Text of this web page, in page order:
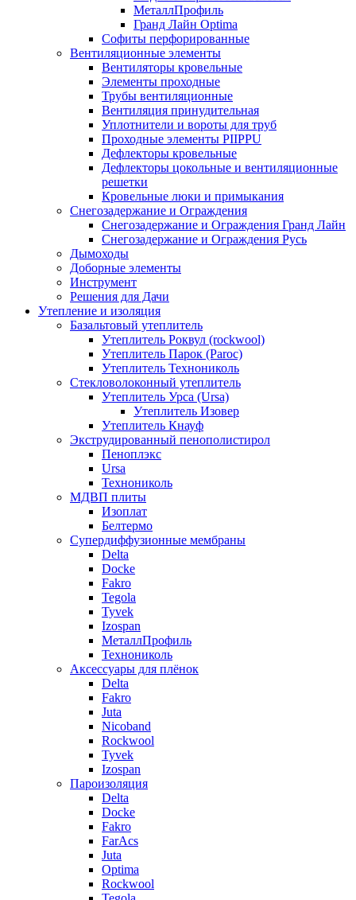
МеталлПрофиль
Гранд Лайн Optima
Софиты перфорированные
Вентиляционные элементы
Вентиляторы кровельные
Элементы проходные
Трубы вентиляционные
Вентиляция принудительная
Уплотнители и вороты для труб
Проходные элементы PIIPPU
Дефлекторы кровельные
Дефлекторы цокольные и вентиляционные
решетки
Кровельные люки и примыкания
Снегозадержание и Ограждения
Снегозадержание и Ограждения Гранд Лайн
Снегозадержание и Ограждения Русь
Дымоходы
Доборные элементы
Инструмент
Решения для Дачи
Утепление и изоляция
Базальтовый утеплитель
Утеплитель Роквул (rockwool)
Утеплитель Парок (Paroc)
Утеплитель Технониколь
Стекловолоконный утеплитель
Утеплитель Урса (Ursa)
Утеплитель Изовер
Утеплитель Кнауф
Экструдированный пенополистирол
Пеноплэкс
Ursa
Технониколь
МДВП плиты
Изоплат
Белтермо
Супердиффузионные мембраны
Delta
Docke
Fakro
Tegola
Tyvek
Izospan
МеталлПрофиль
Технониколь
Аксессуары для плёнок
Delta
Fakro
Juta
Nicoband
Rockwool
Tyvek
Izospan
Пароизоляция
Delta
Docke
Fakro
FarAcs
Juta
Optima
Rockwool